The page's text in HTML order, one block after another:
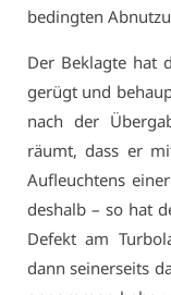
be­ding­ten
Der Be­klag­te hat
ge­rügt und
nach der
räumt, dass er
Auf­leuch­tens
des­halb – so hat
De­fekt am
dann sei­ner­seits